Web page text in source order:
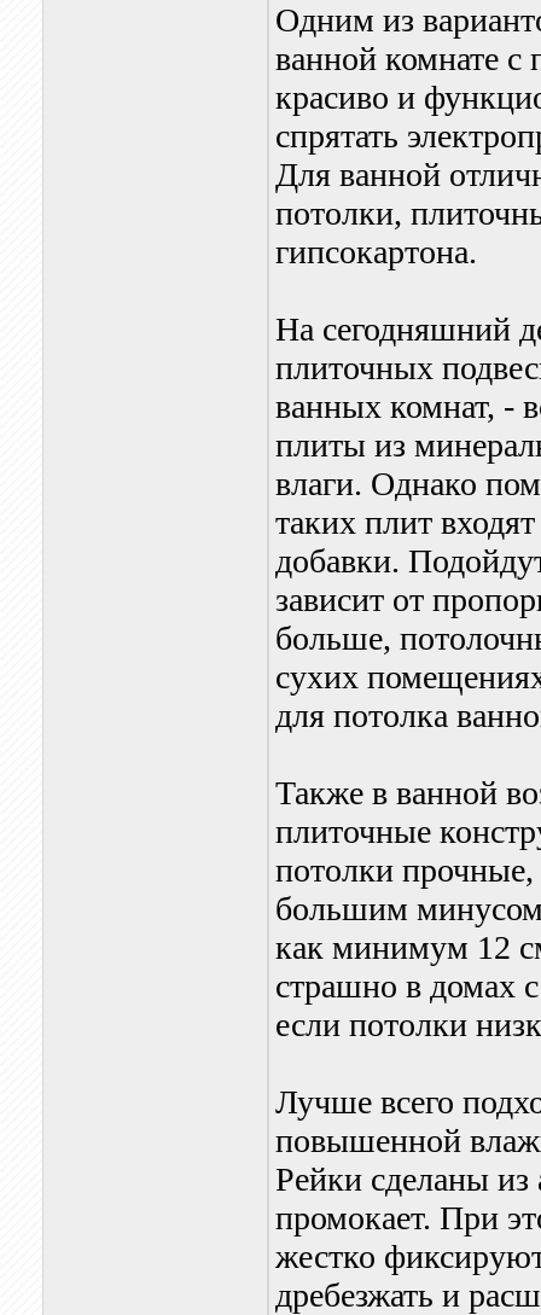
Одним из
ванной комнате
красиво и
спрятать
Для ванной
потолки,
гипсокартона.
На сегодняшний
плиточных
ванных комнат, -
плиты из
влаги. Однако
таких плит
добавки.
зависит от
больше,
сухих
для потолка
Также в ванной
плиточные
потолки
большим минусом
как минимум 12
страшно в домах
если потолки
Лучше всего
повышенной
Рейки сделаны
промокает. При
жестко
дребезжать и